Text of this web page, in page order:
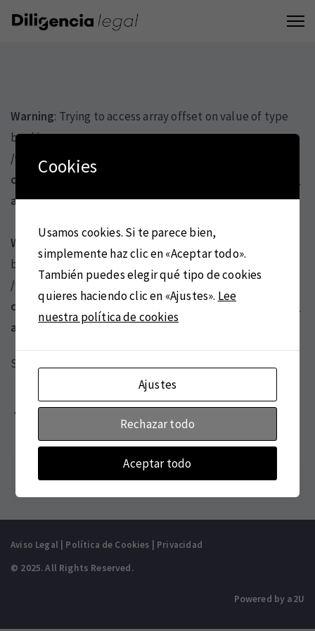
Warning: Trying to access array offset on value of type
bool in
/var/www/vhosts/diligencialegal.es/httpdocs/wp-
content/themes/fortun/template/composer/agni_vc_
addons.phpon line7648
Warning
: Trying to access array offset on value of type
bool in
/var/www/vhosts/diligencialegal.es/httpdocs/wp-
content/themes/fortun/template/composer/agni_vc_
addons.phpon line7651
Sentencia nº323/2015 de 30 de Junio
Portfolio
navigation
Prev | Next
Aviso Legal Política de Cookies
Privacidad
© 2025. All Rights Reserved.
Powered by a2U
Cookies
Usamos cookies. Si te parece bien,
simplemente haz clic en «Aceptar todo».
También puedes elegir qué tipo de cookies
quieres haciendo clic en «Ajustes». Lee
nuestra política de cookies
Ajustes
Rechazar todo
Aceptar todo